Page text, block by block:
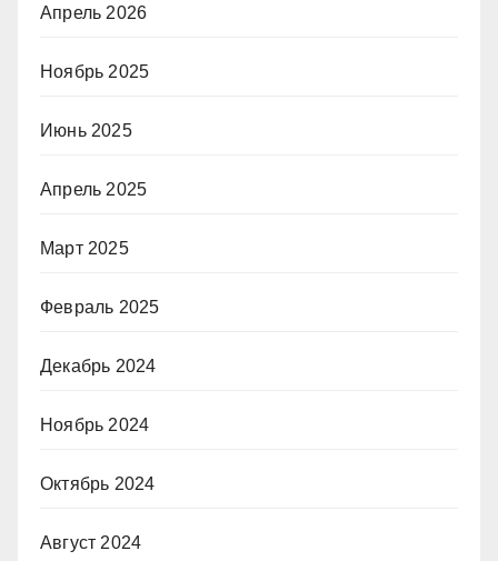
Апрель 2026
Ноябрь 2025
Июнь 2025
Апрель 2025
Март 2025
Февраль 2025
Декабрь 2024
Ноябрь 2024
Октябрь 2024
Август 2024